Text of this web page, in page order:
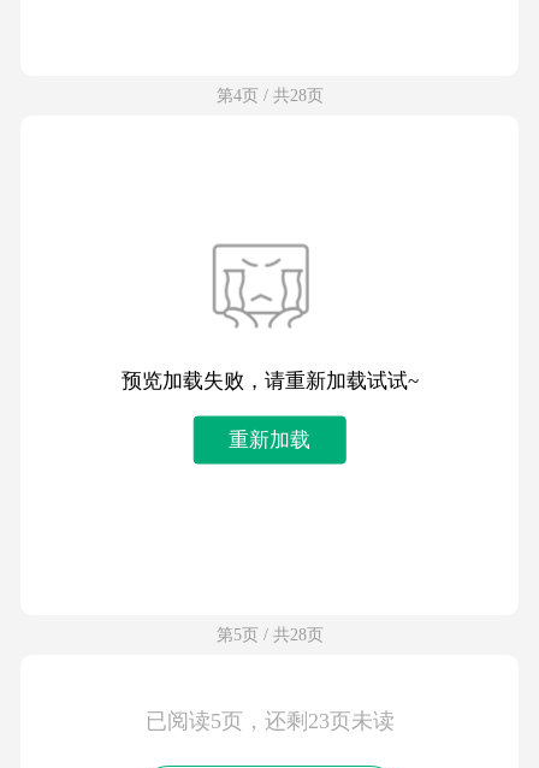
第4页 / 共28页
预览加载失败，请重新加载试试~
重新加载
第5页 / 共28页
已阅读5页，还剩23页未读